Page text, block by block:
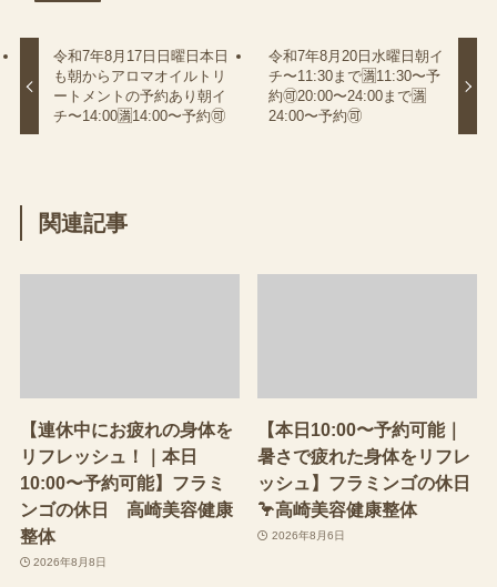
令和7年8月17日日曜日本日
も朝からアロマオイルトリ
ートメントの予約あり朝イ
チ〜14:00🈵14:00〜予約🉑
令和7年8月20日水曜日朝イ
チ〜11:30まで🈵11:30〜予
約🉑20:00〜24:00まで🈵
24:00〜予約🉑
関連記事
【連休中にお疲れの身体を
リフレッシュ！｜本日
10:00〜予約可能】フラミ
ンゴの休日 高崎美容健康
整体
2026年8月8日
【本日10:00〜予約可能｜
暑さで疲れた身体をリフレ
ッシュ】フラミンゴの休日
🦩高崎美容健康整体
2026年8月6日